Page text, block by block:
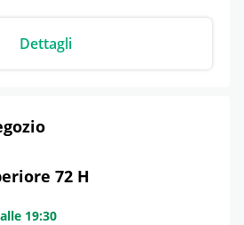
Dettagli
72 H
19:30